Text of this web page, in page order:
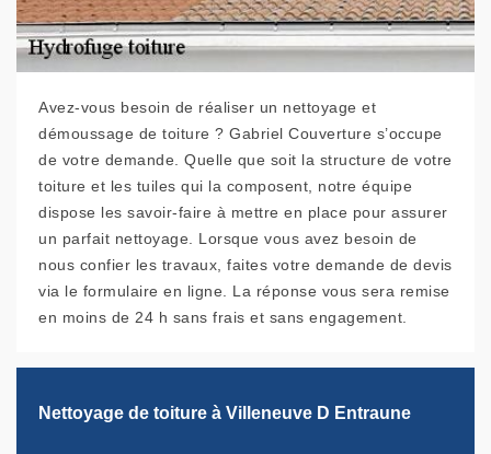
Avez-vous besoin de réaliser un nettoyage et
démoussage de toiture ? Gabriel Couverture s’occupe
de votre demande. Quelle que soit la structure de votre
toiture et les tuiles qui la composent, notre équipe
dispose les savoir-faire à mettre en place pour assurer
un parfait nettoyage. Lorsque vous avez besoin de
nous confier les travaux, faites votre demande de devis
via le formulaire en ligne. La réponse vous sera remise
en moins de 24 h sans frais et sans engagement.
Nettoyage de toiture à Villeneuve D Entraune